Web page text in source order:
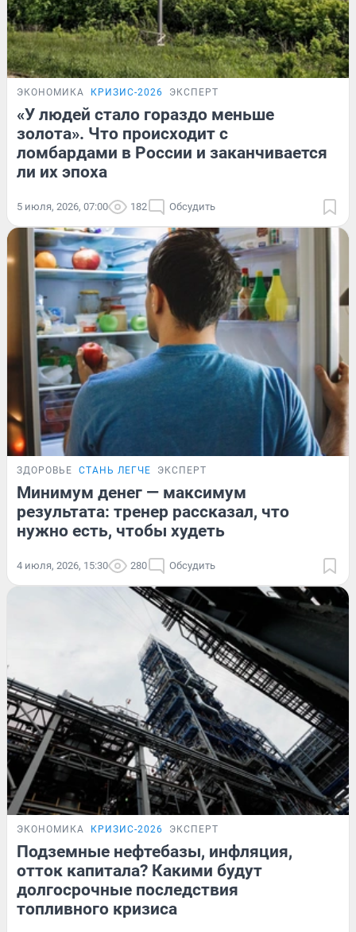
ЭКОНОМИКА КРИЗИС-2026 ЭКСПЕРТ
«У людей стало гораздо меньше
золота». Что происходит с
ломбардами в России и заканчивается
ли их эпоха
5 июля, 2026, 07:00 182 Обсудить
ЗДОРОВЬЕ СТАНЬ ЛЕГЧЕ ЭКСПЕРТ
Минимум денег — максимум
результата: тренер рассказал, что
нужно есть, чтобы худеть
4 июля, 2026, 15:30 280 Обсудить
ЭКОНОМИКА КРИЗИС-2026 ЭКСПЕРТ
Подземные нефтебазы, инфляция,
отток капитала? Какими будут
долгосрочные последствия
топливного кризиса